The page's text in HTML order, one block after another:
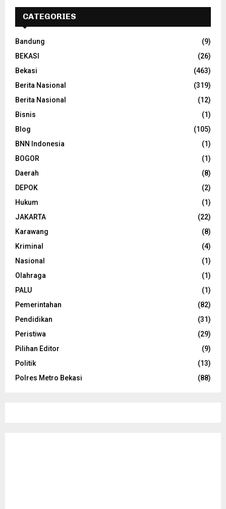
CATEGORIES
Bandung
(9)
BEKASI
(26)
Bekasi
(463)
Berita Nasional
(319)
Berita Nasional
(12)
Bisnis
(1)
Blog
(105)
BNN Indonesia
(1)
BOGOR
(1)
Daerah
(8)
DEPOK
(2)
Hukum
(1)
JAKARTA
(22)
Karawang
(8)
Kriminal
(4)
Nasional
(1)
Olahraga
(1)
PALU
(1)
Pemerintahan
(82)
Pendidikan
(31)
Peristiwa
(29)
Pilihan Editor
(9)
Politik
(13)
Polres Metro Bekasi
(88)